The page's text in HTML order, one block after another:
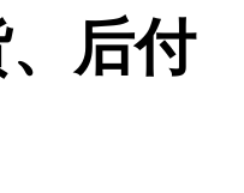
后付